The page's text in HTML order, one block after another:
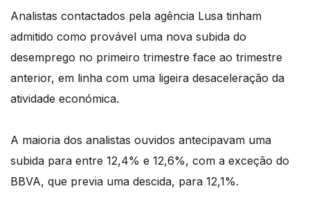
Analistas contactados pela agência Lusa tinham
admitido como provável uma nova subida do
desemprego no primeiro trimestre face ao trimestre
anterior, em linha com uma ligeira desaceleração da
atividade económica.
A maioria dos analistas ouvidos antecipavam uma
subida para entre 12,4% e 12,6%, com a exceção do
BBVA, que previa uma descida, para 12,1%.